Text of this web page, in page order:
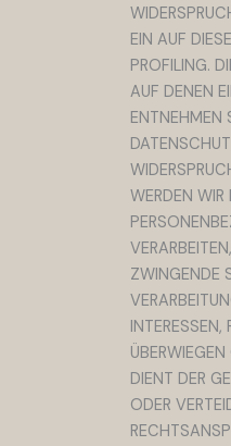
EIN AUF
PROFILING.
AUF DENEN
ENTNEHMEN
WERDEN WIR
ZWINGENDE
INTERESSEN,
DIENT DER
ODER